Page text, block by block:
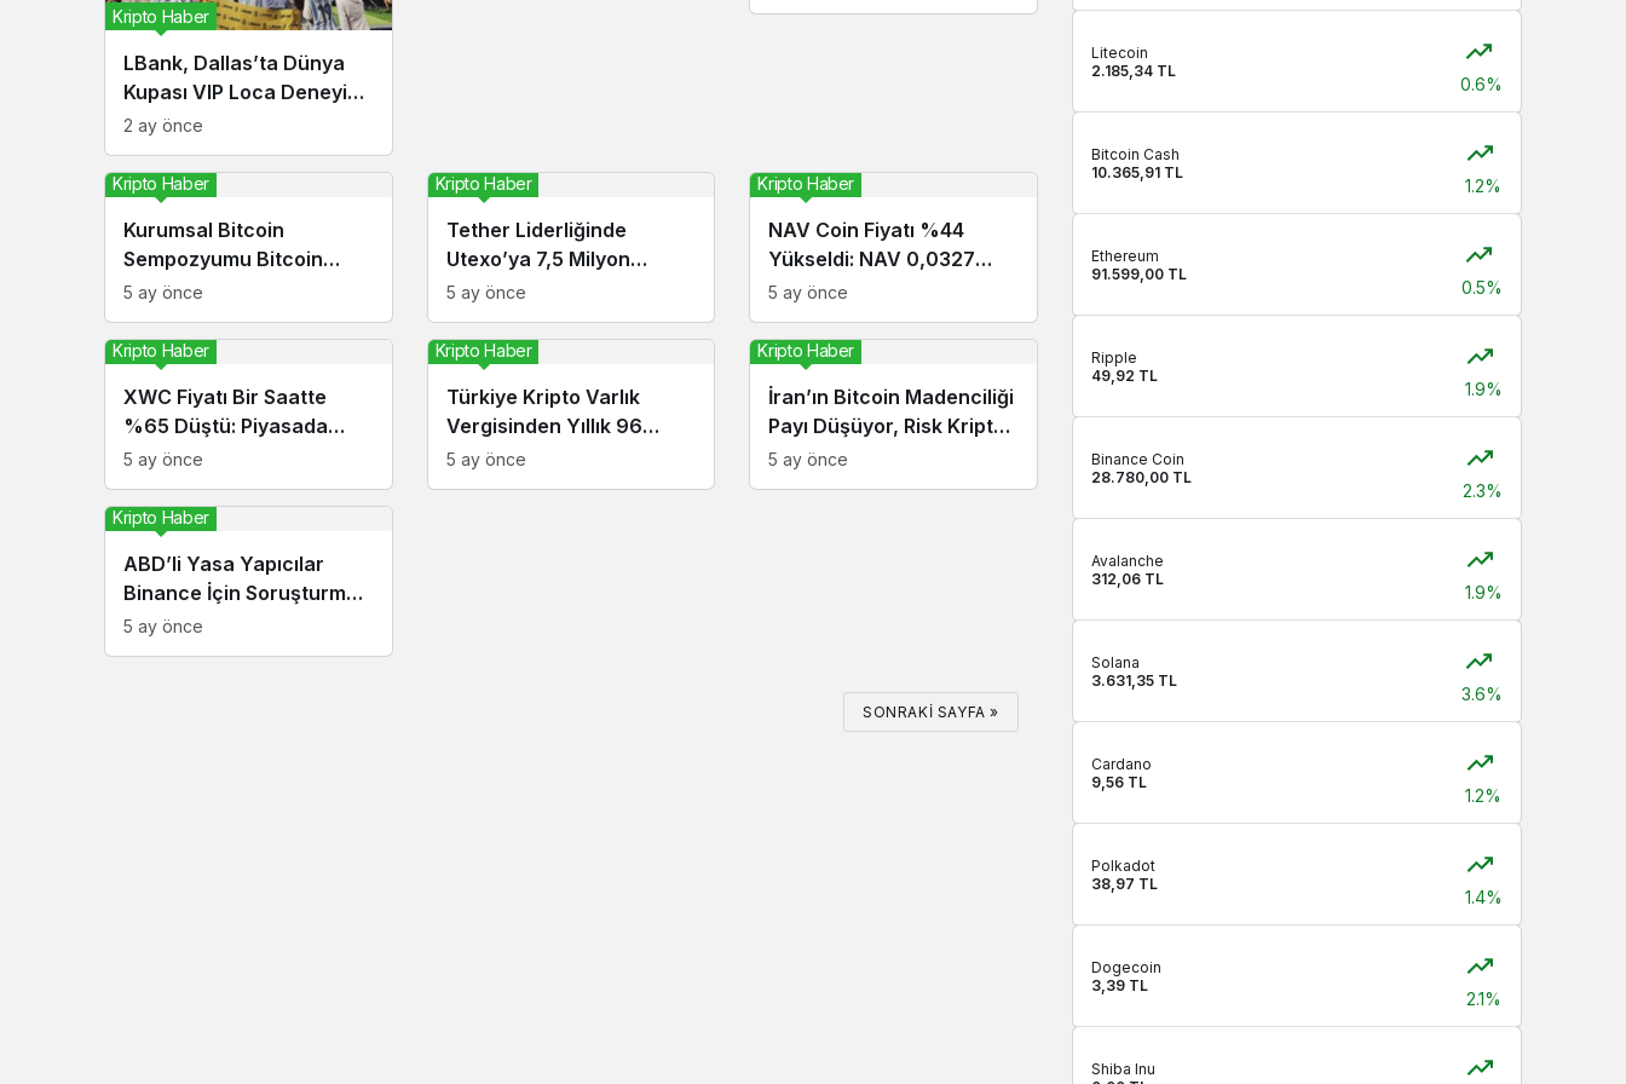
LBank, Dallas’ta Dünya
Kupası VIP Loca Deneyimi
Sundu: Global Kullanıcılar
ve İş Ortaklarını Bir Araya
Getirdi
Kripto Haber
2 ay önce
Kurumsal Bitcoin
Sempozyumu Bitcoin
2026’da Düzenlenecek
Kripto Haber
5 ay önce
Tether Liderliğinde
Utexo’ya 7,5 Milyon
Dolarlık Seed Yatırımı
Kripto Haber
5 ay önce
NAV Coin Fiyatı %44
Yükseldi: NAV 0,0327
Dolara Ulaştı
Kripto Haber
5 ay önce
XWC Fiyatı Bir Saatte
%65 Düştü: Piyasada
Neler Oluyor?
Kripto Haber
5 ay önce
Türkiye Kripto Varlık
Vergisinden Yıllık 96
Milyon Dolar Bekliyor
Kripto Haber
5 ay önce
İran’ın Bitcoin Madenciliği
Payı Düşüyor, Risk Kripto
Ekonomisinde
Kripto Haber
5 ay önce
ABD’li Yasa Yapıcılar
Binance İçin Soruşturma
İstedi
Kripto Haber
5 ay önce
SONRAKI SAYFA »
Litecoin
2.185,34 TL
0.6%
Bitcoin Cash
10.365,91 TL
1.2%
Ethereum
91.599,00 TL
0.5%
Ripple
49,92 TL
1.9%
Binance Coin
28.780,00 TL
2.3%
Avalanche
312,06 TL
1.9%
Solana
3.631,35 TL
3.6%
Cardano
9,56 TL
1.2%
Polkadot
38,97 TL
1.4%
Dogecoin
3,39 TL
2.1%
Shiba Inu